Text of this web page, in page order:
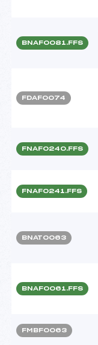
BNAF0081.FFS
FDAF0074
FNAF0240.FFS
FNAF0241.FFS
BNAT0063
BNAF0061.FFS
FMBF0063